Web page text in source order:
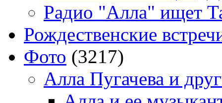
Радио "Алла" ищет
Рождественские
Фото (3217)
Алла Пугачева и